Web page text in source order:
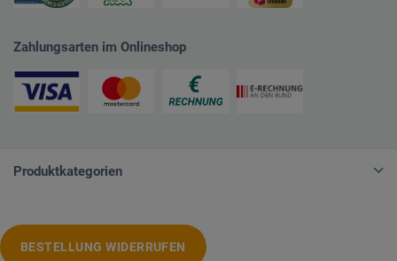
Zahlungsarten im Onlineshop
Produktkategorien
BESTELLUNG WIDERRUFEN